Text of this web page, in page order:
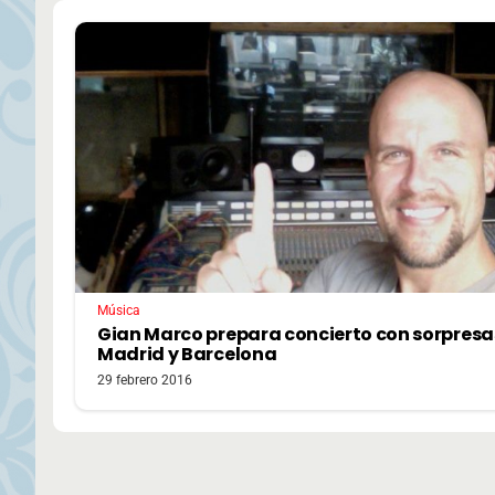
Música
Gian Marco prepara concierto con
Madrid y Barcelona
29 febrero 2016